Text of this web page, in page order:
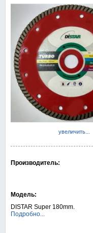
увеличить...
Производитель:
Модель:
DISTAR Super 180mm.
Подробно...